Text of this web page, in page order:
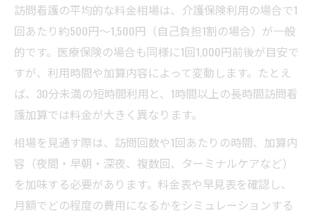
訪問看護ステーションの時間別料金の見方
訪問時間ごとに変動する利用料金の把握方
法
30分や1時間など時間別の料金早見表の活用
法
訪問看護ステーション選びと時間単価の関
係
訪問回数・時間で計算する利用料金のコツ
訪問看護の平均的な料金相場は、介護保険利用の場合で1
回あたり約500円〜1,500円（自己負担1割の場合）が一般
的です。医療保険の場合も同様に1回1,000円前後が目安で
すが、利用時間や加算内容によって変動します。たとえ
ば、30分未満の短時間利用と、1時間以上の長時間訪問看
護加算では料金が大きく異なります。
相場を見通す際は、訪問回数や1回あたりの時間、加算内
容（夜間・早朝・深夜、複数回、ターミナルケアなど）
を加味する必要があります。料金表や早見表を確認し、
月額でどの程度の費用になるかをシミュレーションする